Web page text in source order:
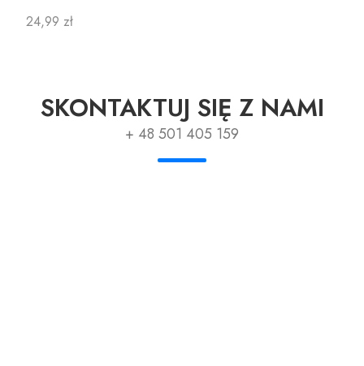
Cena
24,99 zł
SKONTAKTUJ SIĘ Z NAMI
+ 48 501 405 159